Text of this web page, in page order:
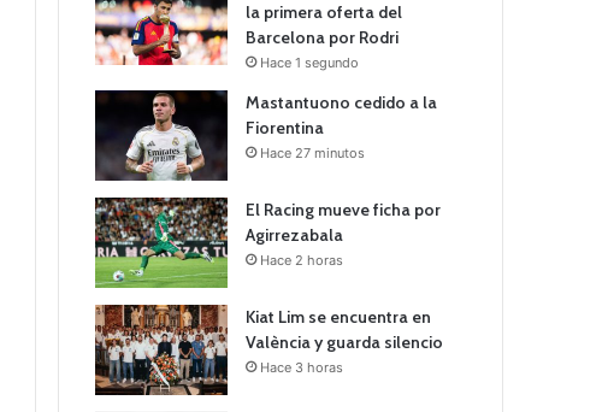
la primera oferta del
Barcelona por Rodri
Hace 1 segundo
Mastantuono cedido a la
Fiorentina
Hace 27 minutos
El Racing mueve ficha por
Agirrezabala
Hace 2 horas
Kiat Lim se encuentra en
València y guarda silencio
Hace 3 horas